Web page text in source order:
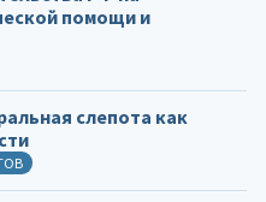
помощи и
слепота как